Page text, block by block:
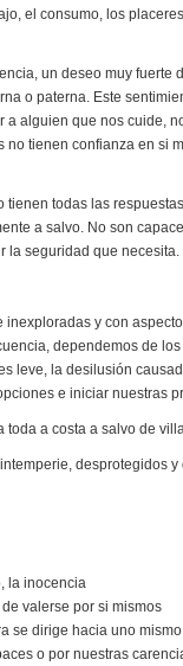
el consumo, los
un deseo muy fuerte
o paterna. Este
alguien que nos cuide,
tienen confianza en si
todas las
a salvo. No son
la seguridad que necesita.
y con
dependemos de
leve, la desilusión
e iniciar nuestras
toda a costa a salvo de
desprotegidos
la inocencia
valerse por si mismos
se dirige hacia uno
o por nuestras